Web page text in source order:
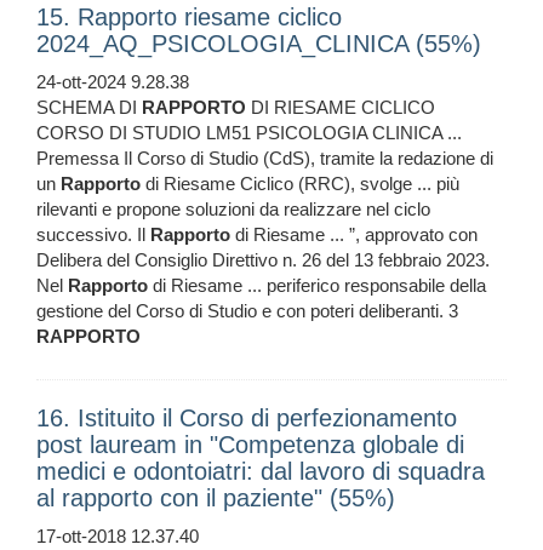
15. Rapporto riesame ciclico
2024_AQ_PSICOLOGIA_CLINICA (55%)
24-ott-2024 9.28.38
SCHEMA DI RAPPORTO DI RIESAME CICLICO
CORSO DI STUDIO LM51 PSICOLOGIA CLINICA ...
Premessa Il Corso di Studio (CdS), tramite la redazione di
un Rapporto di Riesame Ciclico (RRC), svolge ... più
rilevanti e propone soluzioni da realizzare nel ciclo
successivo. Il Rapporto di Riesame ... ”, approvato con
Delibera del Consiglio Direttivo n. 26 del 13 febbraio 2023.
Nel Rapporto di Riesame ... periferico responsabile della
gestione del Corso di Studio e con poteri deliberanti. 3
RAPPORTO
16. Istituito il Corso di perfezionamento
post lauream in "Competenza globale di
medici e odontoiatri: dal lavoro di squadra
al rapporto con il paziente" (55%)
17-ott-2018 12.37.40